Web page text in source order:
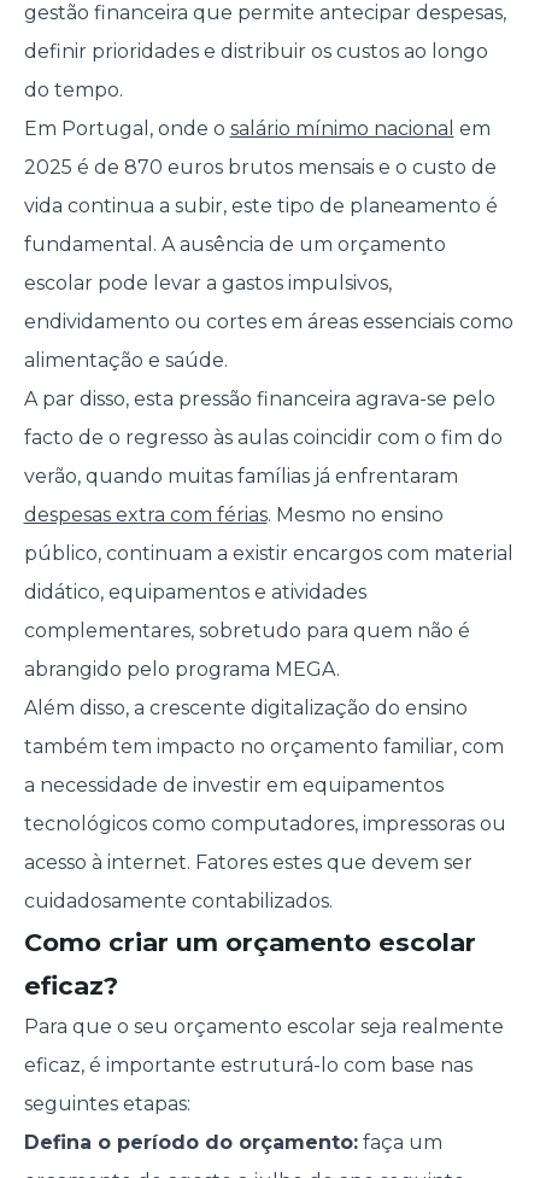
gestão financeira que permite antecipar despesas,
definir prioridades e distribuir os custos ao longo
do tempo.
Em Portugal, onde o salário mínimo nacional em
2025 é de 870 euros brutos mensais e o custo de
vida continua a subir, este tipo de planeamento é
fundamental. A ausência de um orçamento
escolar pode levar a gastos impulsivos,
endividamento ou cortes em áreas essenciais como
alimentação e saúde.
A par disso, esta pressão financeira agrava-se pelo
facto de o regresso às aulas coincidir com o fim do
verão, quando muitas famílias já enfrentaram
despesas extra com férias. Mesmo no ensino
público, continuam a existir encargos com material
didático, equipamentos e atividades
complementares, sobretudo para quem não é
abrangido pelo programa MEGA.
Além disso, a crescente digitalização do ensino
também tem impacto no orçamento familiar, com
a necessidade de investir em equipamentos
tecnológicos como computadores, impressoras ou
acesso à internet. Fatores estes que devem ser
cuidadosamente contabilizados.
Como criar um orçamento escolar
eficaz?
Para que o seu orçamento escolar seja realmente
eficaz, é importante estruturá-lo com base nas
seguintes etapas:
Defina o período do orçamento:faça um